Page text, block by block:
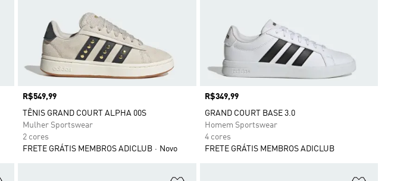
Preço
R$549,99
TÊNIS GRAND COURT ALPHA 00S
Mulher Sportswear
2 cores
FRETE GRÁTIS MEMBROS ADICLUB
Novo
Preço
R$349,99
GRAND COURT BASE 3.0
Homem Sportswear
4 cores
FRETE GRÁTIS MEMBROS ADICLUB